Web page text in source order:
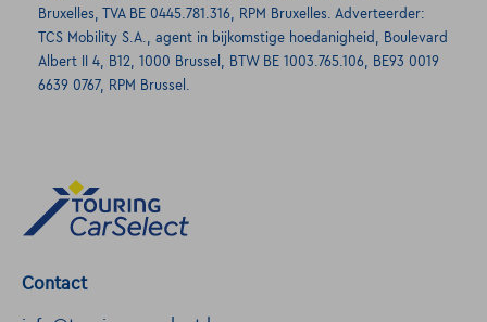
Bruxelles, TVA BE 0445.781.316, RPM Bruxelles. Adverteerder:
TCS Mobility S.A., agent in bijkomstige hoedanigheid, Boulevard
Albert II 4, B12, 1000 Brussel, BTW BE 1003.765.106, BE93 0019
6639 0767, RPM Brussel.
Contact